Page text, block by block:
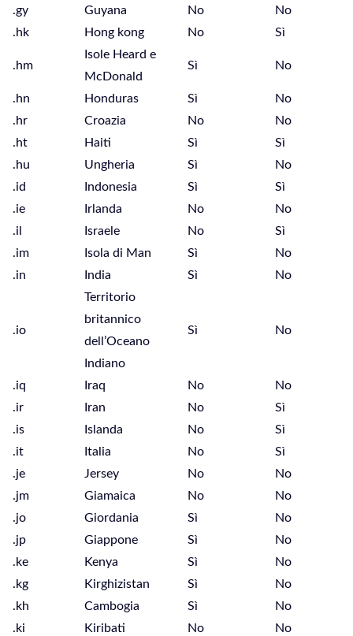
.gy Guyana No
No
.hk
Hong kong No Sì
.hm
Isole Heard e
McDonald
Sì No
.hn Honduras Sì
No
.hr
Croazia No
No
.ht
Haiti Sì
Sì
.hu
Ungheria Sì
No
.id
Indonesia Sì
Sì
.ie
Irlanda No
No
.il
Israele No
Sì
.im
Isola di Man Sì
No
.in
India Sì No
.io
Territorio
britannico
dell’Oceano
Indiano
Sì No
.iq Iraq No
No
.ir
Iran No
Sì
.is
Islanda No
Sì
.it
Italia No
Sì
.je
Jersey No
No
.jm
Giamaica No
No
.jo
Giordania Sì
No
.jp
Giappone Sì
No
.ke
Kenya Sì
No
.kg
Kirghizistan Sì
No
.kh
Cambogia Sì
No
.ki
Kiribati No No